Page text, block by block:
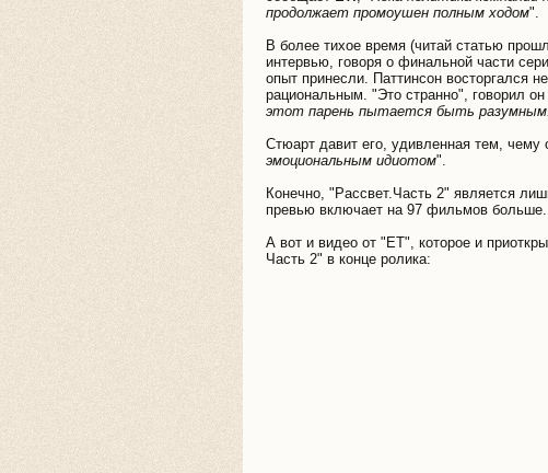
продолжает промоушен полным ходом".
В более тихое время (читай статью
интервью, говоря о финальной части
опыт принесли. Паттинсон восторгался
рациональным. "Это странно", говорил
этот парень пытается быть
Стюарт давит его, удивленная тем, чему
эмоциональным идиотом".
Конечно, "Рассвет.Часть 2" является
превью включает на 97 фильмов больше.
А вот и видео от "ET", которое и
Часть 2" в конце ролика: